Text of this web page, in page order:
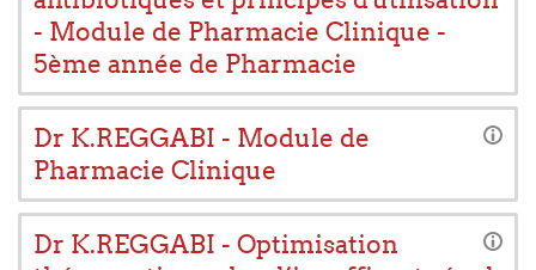
- Module de Pharmacie Clinique -
5ème année de Pharmacie
Dr K.REGGABI - Module de
Pharmacie Clinique
Dr K.REGGABI - Optimisation